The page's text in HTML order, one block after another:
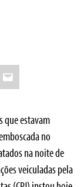
Email
que estavam
no
na noite de
veiculadas pela